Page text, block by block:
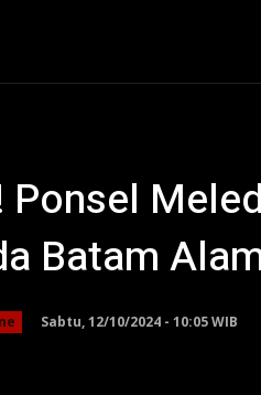
Ponsel
Batam
Sabtu, 12/10/2024 - 10:05 WIB